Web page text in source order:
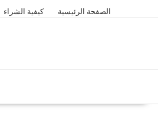
الصفحة الرئيسية كيفية الشراء